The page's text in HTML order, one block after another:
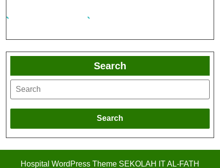
Search
Search
Hospital WordPress Theme SEKOLAH IT AL-FATH